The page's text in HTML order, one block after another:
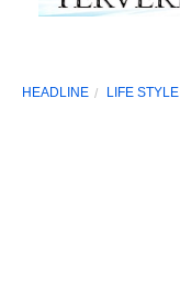
HEADLINE LIFE STYLE